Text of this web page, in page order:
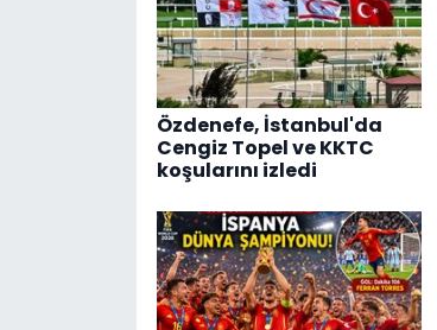
Özdenefe, İstanbul'da
Cengiz Topel ve KKTC
koşularını izledi